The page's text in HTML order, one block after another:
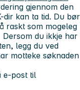
gjennom den
dir kan ta tid. Du bør
raskt som mogeleg
du ikkje har
legg du ved
motteke søknaden
e-post til